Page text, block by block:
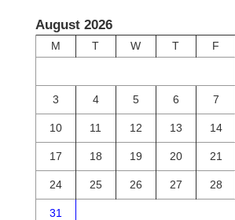
August 2026
M T W T F
3 4 5 6 7
10 11 12 13 14
17 18 19 20 21
24 25 26 27 28
31